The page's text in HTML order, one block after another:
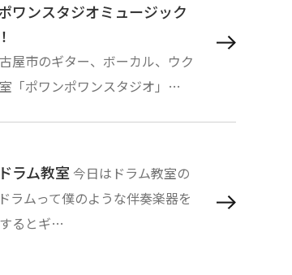
ワンスタジオミュージック
屋市のギター、ボーカル、ウク
「ポワンポワンスタジオ」…
ラム教室 今日はドラム教室の
ラムって僕のような伴奏楽器を
るとギ…